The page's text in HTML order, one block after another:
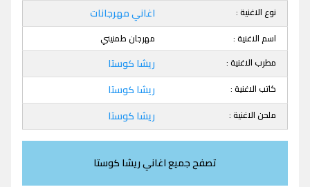
نوع الاغنية : اغاني مهرجانات
اسم الاغنية :
مهرجان طمنيني
مطرب الاغنية :
ريشا كوستا
كاتب الاغنية : ريشا كوستا
ملحن الاغنية : ريشا كوستا
تصفح جميع اغاني ريشا كوستا